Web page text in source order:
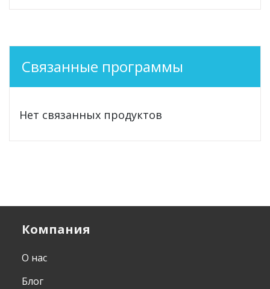
Связанные программы
Нет связанных продуктов
Компания
О нас
Блог